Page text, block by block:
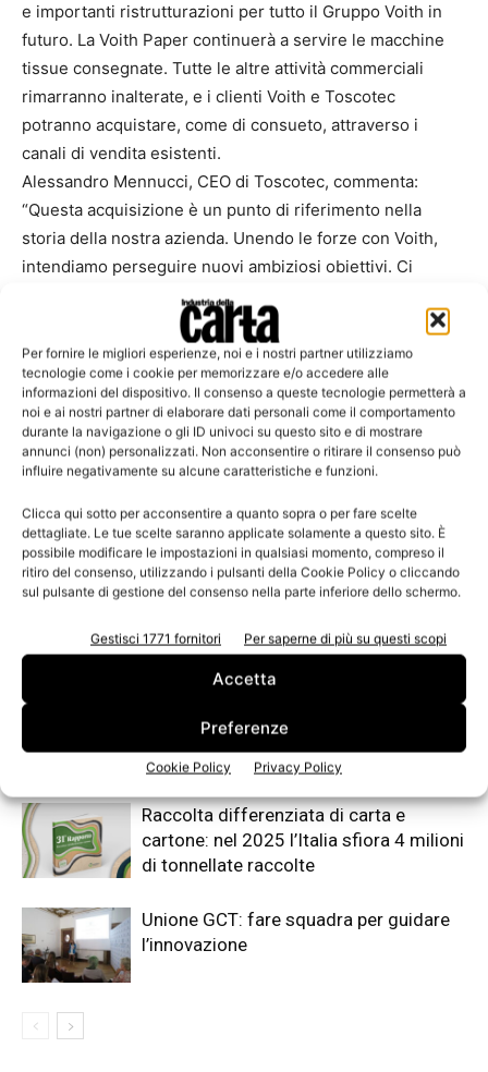
Per fornire le migliori esperienze, noi e i nostri partner utilizziamo
tecnologie come i cookie per memorizzare e/o accedere alle
informazioni del dispositivo. Il consenso a queste tecnologie permetterà a
noi e ai nostri partner di elaborare dati personali come il comportamento
durante la navigazione o gli ID univoci su questo sito e di mostrare
annunci (non) personalizzati. Non acconsentire o ritirare il consenso può
influire negativamente su alcune caratteristiche e funzioni.
Clicca qui sotto per acconsentire a quanto sopra o per fare scelte
dettagliate. Le tue scelte saranno applicate solamente a questo sito. È
possibile modificare le impostazioni in qualsiasi momento, compreso il
ritiro del consenso, utilizzando i pulsanti della Cookie Policy o cliccando
sul pulsante di gestione del consenso nella parte inferiore dello schermo.
Gestisci 1771 fornitori Per saperne di più su questi scopi
Accetta
Preferenze
Cookie Policy Privacy Policy
e importanti ristrutturazioni per tutto il Gruppo Voith in
futuro. La Voith Paper continuerà a servire le macchine
tissue consegnate. Tutte le altre attività commerciali
rimarranno inalterate, e i clienti Voith e Toscotec
potranno acquistare, come di consueto, attraverso i
canali di vendita esistenti.
Alessandro Mennucci, CEO di Toscotec, commenta:
“Questa acquisizione è un punto di riferimento nella
storia della nostra azienda. Unendo le forze con Voith,
intendiamo perseguire nuovi ambiziosi obiettivi. Ci
baseremo sulle nostre competenze e sulla nostra forte
base di riferimento nel settore della carta e saremo in
grado di offrire un valore aggiunto ai nostri clienti”.
Articoli correlati Di più dello stesso autore
italiani tra aziende e giovani designer
del packaging in cartoncino
Raccolta differenziata di carta e
cartone: nel 2025 l’Italia sfiora 4 milioni
di tonnellate raccolte
Unione GCT: fare squadra per guidare
l’innovazione